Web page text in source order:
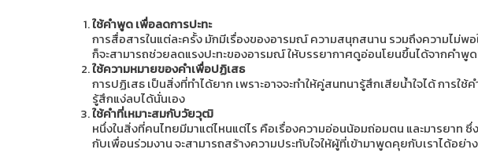
ใช้คำพูด เพื่อลดการปะทะ
การสื่อสารในแต่ละครั้ง มักมีเรื่องของอารมณ์ ความสนุกสนาน รวมถึงความไม่พ
ก็จะสามารถช่วยลดแรงปะทะของอารมณ์ ให้บรรยากาศดูอ่อนโยนขึ้นได้จากคำพู
ใช้ความหมายของคำเพื่อปฏิเสธ
การปฏิเสธ เป็นสิ่งที่ทำได้ยาก เพราะอาจจะทำให้คู่สนทนารู้สึกเสียน้ำใจได้ กา
รู้สึกแง่ลบได้นั่นเอง
ใช้คำที่เหมาะสมกับวัยวุฒิ
หนึ่งในสิ่งที่คนไทยมีมาแต่ไหนแต่ไร คือเรื่องความอ่อนน้อมถ่อมตน และมารยาท
กับเพื่อนร่วมงาน จะสามารถสร้างความประทับใจให้ผู้ที่เข้ามาพูดคุยกับเราได้อย่า